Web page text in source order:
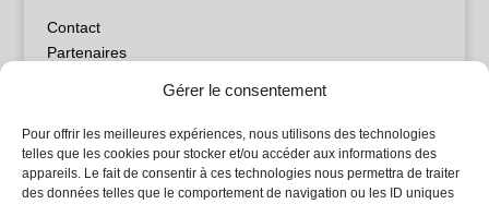
Gérer le consentement
Pour offrir les meilleures expériences, nous utilisons des technologies
telles que les cookies pour stocker et/ou accéder aux informations des
appareils. Le fait de consentir à ces technologies nous permettra de traiter
des données telles que le comportement de navigation ou les ID uniques
Contact
Partenaires
Politique de confidentialité
Sites partenaires
5Façades